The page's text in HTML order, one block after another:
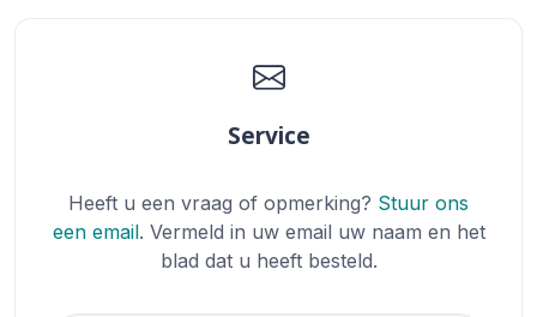
Service
Heeft u een vraag of opmerking? Stuur ons
een email. Vermeld in uw email uw naam en het
blad dat u heeft besteld.